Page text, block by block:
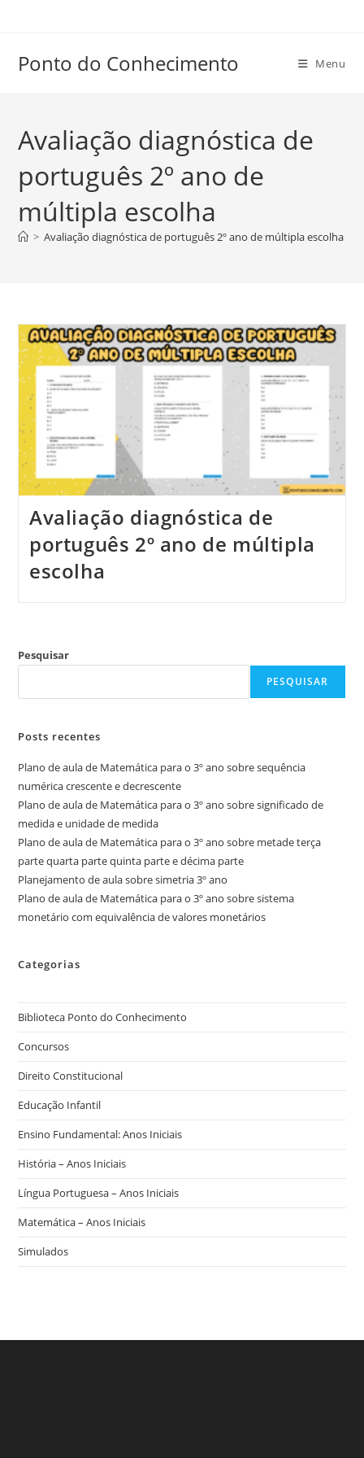
conteúdo
Ponto do Conhecimento Menu
Avaliação diagnóstica de
português 2º ano de
múltipla escolha
> Avaliação diagnóstica de português 2º ano de múltipla escolha
Avaliação diagnóstica de
português 2º ano de múltipla
escolha
Pesquisar
PESQUISAR
Posts recentes
Plano de aula de Matemática para o 3º ano sobre sequência
numérica crescente e decrescente
Plano de aula de Matemática para o 3º ano sobre significado de
medida e unidade de medida
Plano de aula de Matemática para o 3º ano sobre metade terça
parte quarta parte quinta parte e décima parte
Planejamento de aula sobre simetria 3º ano
Plano de aula de Matemática para o 3º ano sobre sistema
monetário com equivalência de valores monetários
Categorias
Biblioteca Ponto do Conhecimento
Concursos
Direito Constitucional
Educação Infantil
Ensino Fundamental: Anos Iniciais
História – Anos Iniciais
Língua Portuguesa – Anos Iniciais
Matemática – Anos Iniciais
Simulados